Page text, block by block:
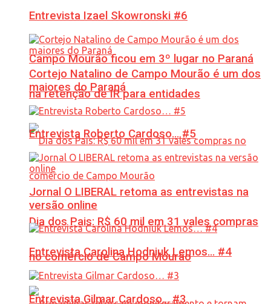
Campo Mourão ficou em 3º lugar no Paraná
na retenção de IR para entidades
Dia dos Pais: R$ 60 mil em 31 vales compras
no comércio de Campo Mourão
Entrevista Izael Skowronski #6
Cortejo Natalino de Campo Mourão é um dos
maiores do Paraná
Entrevista Roberto Cardoso… #5
Jornal O LIBERAL retoma as entrevistas na
versão online
Entrevista Carolina Hodniuk Lemos… #4
Entrevista Gilmar Cardoso… #3